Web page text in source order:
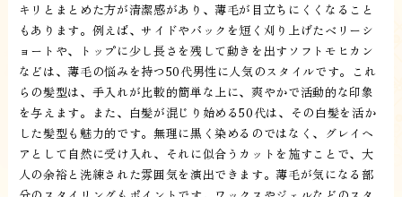
キリとまとめた方が清潔感があり、薄毛が目立ちにくくなること
もあります。例えば、サイドやバックを短く刈り上げたベリーシ
ョートや、トップに少し長さを残して動きを出すソフトモヒカン
などは、薄毛の悩みを持つ50代男性に人気のスタイルです。これ
らの髪型は、手入れが比較的簡単な上に、爽やかで活動的な印象
を与えます。また、白髪が混じり始める50代は、その白髪を活か
した髪型も魅力的です。無理に黒く染めるのではなく、グレイヘ
アとして自然に受け入れ、それに似合うカットを施すことで、大
人の余裕と洗練された雰囲気を演出できます。薄毛が気になる部